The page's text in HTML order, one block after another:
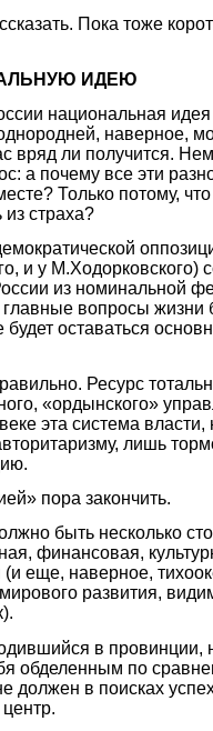
Пока тоже
ИДЕЮ
национальная
наверное,
вряд ли получится.
а почему все эти
Только потому,
из страха?
и у М.Ходорковского)
из номинальной
вопросы жизни
будет оставаться
Ресурс
«ордынского»
эта система
лишь
пора закончить.
быть несколько
финансовая,
еще, наверное,
развития,
в провинции,
обделенным по
должен в поисках